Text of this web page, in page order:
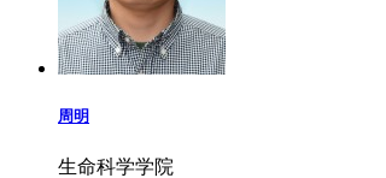
周明
生命科学学院